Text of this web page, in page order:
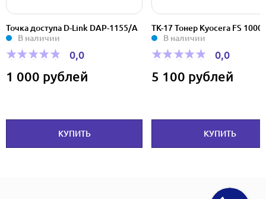
Точка доступа D-Link DAP-1155/А
В наличии
0,0
1 000 рублей
КУПИТЬ
TK-17 Тонер Kyocera FS
В наличии
0,0
5 100 рублей
КУПИТЬ